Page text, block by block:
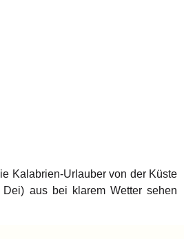
Kalabrien-Urlauber von der Küste
aus bei klarem Wetter sehen